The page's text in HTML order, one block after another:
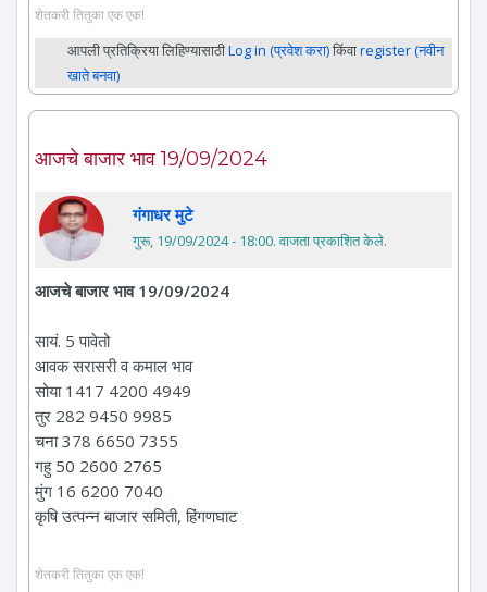
शेतकरी तितुका एक एक!
आपली प्रतिक्रिया लिहिण्यासाठीLog in (प्रवेश करा)किंवाregister (नवीन
खाते बनवा)
आजचे बाजार भाव 19/09/2024
गंगाधर मुटे
गुरू, 19/09/2024 - 18:00. वाजता प्रकाशित केले.
आजचे बाजार भाव 19/09/2024
सायं. 5 पावेतो
आवक सरासरी व कमाल भाव
सोया 1417 4200 4949
तुर 282 9450 9985
चना 378 6650 7355
गहु 50 2600 2765
मुंग 16 6200 7040
कृषि उत्पन्न बाजार समिती, हिंगणघाट
शेतकरी तितुका एक एक!